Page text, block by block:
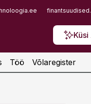
Töö Võlaregister